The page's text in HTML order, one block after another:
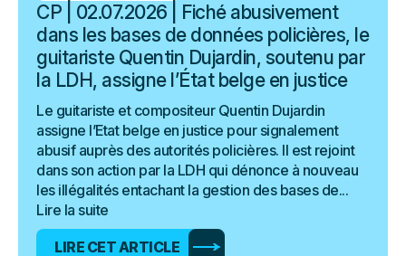
CP | 02.07.2026 | Fiché abusivement
dans les bases de données policières, le
guitariste Quentin Dujardin, soutenu par
la LDH, assigne l’État belge en justice
Le guitariste et compositeur Quentin Dujardin
assigne l’Etat belge en justice pour signalement
abusif auprès des autorités policières. Il est rejoint
dans son action par la LDH qui dénonce à nouveau
les illégalités entachant la gestion des bases de...
Lire la suite
LIRE CET ARTICLE